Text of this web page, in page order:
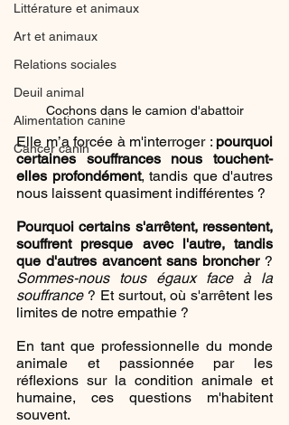
Littérature et animaux
Art et animaux
Relations sociales
Deuil animal
Alimentation canine
Cancer canin
Cochons dans le camion d'abattoir
Elle m’a forcée à m'interroger : pourquoi
certaines souffrances nous touchent-
elles profondément, tandis que d'autres
nous laissent quasiment indifférentes ?
Pourquoi certains s'arrêtent, ressentent,
souffrent presque avec l'autre, tandis
que d'autres avancent sans broncher
Sommes-nous tous égaux face à la
souffrance ? Et surtout, où s'arrêtent les
limites de notre empathie ?
En tant que professionnelle du monde
animale et passionnée par les
réflexions sur la condition animale et
humaine, ces questions m'habitent
souvent.